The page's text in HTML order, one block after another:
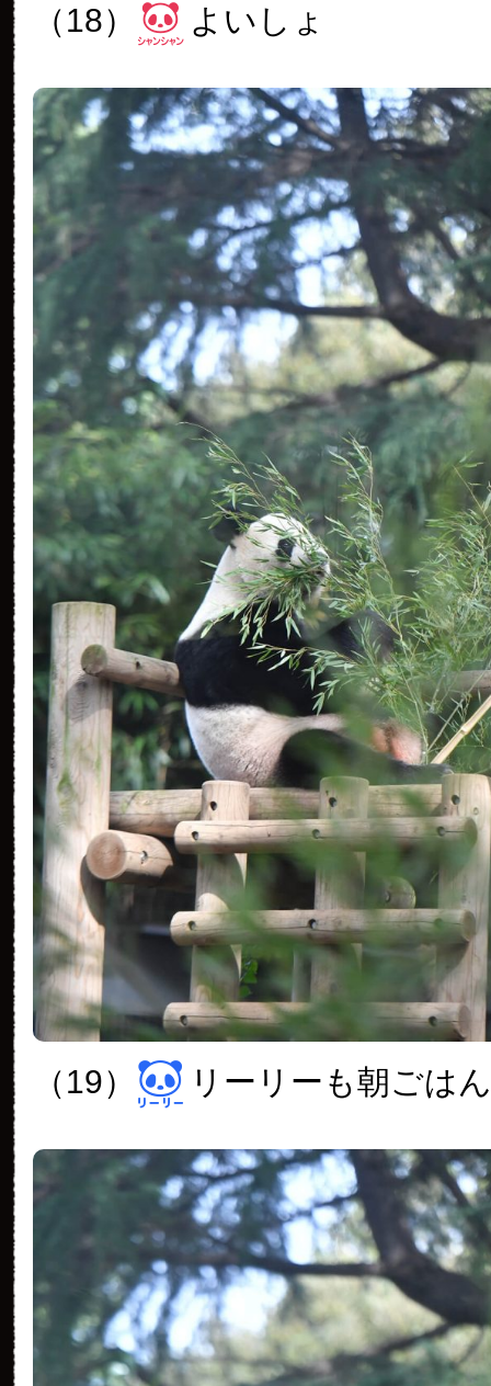
（18） よいしょ
（19） リーリーも朝ごはん